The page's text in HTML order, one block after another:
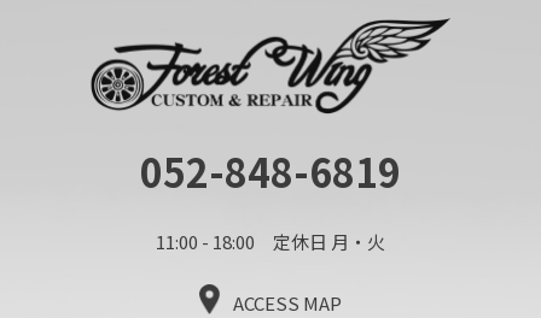
052-848-6819
11:00 - 18:00 定休日 月・火
ACCESS MAP